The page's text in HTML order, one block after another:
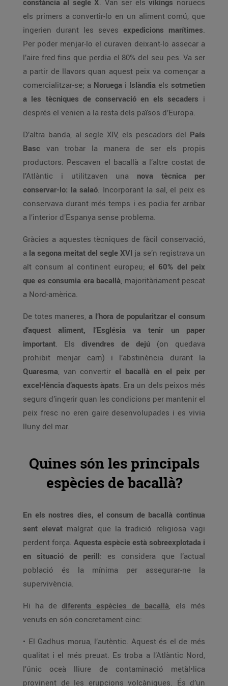
constància al segle X. Van ser els vikings noruecs
els primers a convertir-lo en un aliment comú, que
ingerien durant les seves expedicions marítimes.
Per poder menjar-lo el curaven deixant-lo assecar a
l’aire fred fins que perdia el 80% del seu pes. Va ser
a partir de llavors quan aquest peix va començar a
comercialitzar-se; a Noruega i Islàndia els sotmetien
a les tècniques de conservació en els secaders i
després el venien a la resta dels països d’Europa.
D’altra banda, al segle XIV, els pescadors del País
Basc van trobar la manera de ser els propis
productors. Pescaven el bacallà a l’altre costat de
l’Atlàntic i utilitzaven una nova tècnica per
conservar-lo: la salaó. Incorporant la sal, el peix es
conservava durant més temps i es podia fer arribar
a l’interior d’Espanya sense problema.
Gràcies a aquestes tècniques de fàcil conservació,
a la segona meitat del segle XVI ja se’n registrava un
alt consum al continent europeu; el 60% del peix
que es consumia era bacallà, majoritàriament pescat
a Nord-amèrica.
De totes maneres, a l’hora de popularitzar el consum
d’aquest aliment, l’Església va tenir un paper
important. Els divendres de dejú (on quedava
prohibit menjar carn) i l’abstinència durant la
Quaresma, van convertir el bacallà en el peix per
excel•lència d’aquests àpats. Era un dels peixos més
segurs d’ingerir quan les condicions per mantenir el
peix fresc no eren gaire desenvolupades i es vivia
lluny del mar.
Quines són les principals
espècies de bacallà?
En els nostres dies, el consum de bacallà continua
sent elevat malgrat que la tradició religiosa vagi
perdent força. Aquesta espècie està sobreexplotada i
en situació de perill: es considera que l’actual
població és la mínima per assegurar-ne la
supervivència.
Hi ha de diferents espècies de bacallà, els més
venuts en són concretament cinc:
• El Gadhus morua, l’autèntic. Aquest és el de més
qualitat i el més preuat. Es troba a l’Atlàntic Nord,
l’únic oceà lliure de contaminació metàl•lica
provinent de les erupcions volcàniques. És d’un